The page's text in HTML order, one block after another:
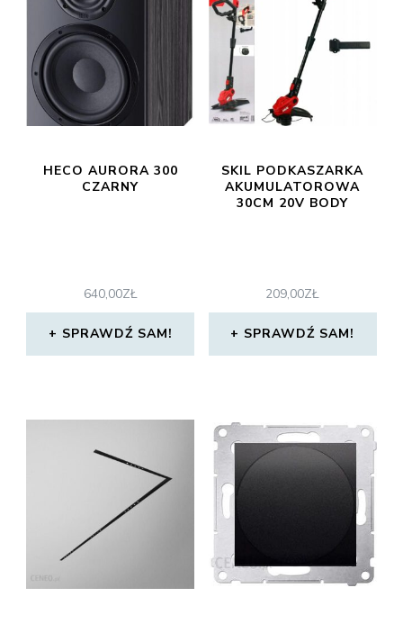
HECO AURORA 300
CZARNY
640,00ZŁ
SPRAWDŹ SAM!
SKIL PODKASZARKA
AKUMULATOROWA
30CM 20V BODY
209,00ZŁ
SPRAWDŹ SAM!